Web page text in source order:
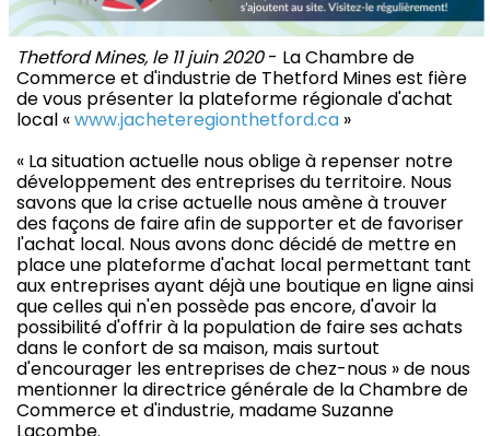
Thetford Mines, le 11 juin 2020- La Chambre de
Commerce et d'industrie de Thetford Mines est fière
de vous présenter la plateforme régionale d'achat
local «www.jacheteregionthetford.ca »
« La situation actuelle nous oblige à repenser notre
développement des entreprises du territoire. Nous
savons que la crise actuelle nous amène à trouver
des façons de faire afin de supporter et de favoriser
l'achat local. Nous avons donc décidé de mettre en
place une plateforme d'achat local permettant tant
aux entreprises ayant déjà une boutique en ligne ainsi
que celles qui n'en possède pas encore, d'avoir la
possibilité d'offrir à la population de faire ses achats
dans le confort de sa maison, mais surtout
d'encourager les entreprises de chez-nous » de nous
mentionner la directrice générale de la Chambre de
Commerce et d'industrie, madame Suzanne